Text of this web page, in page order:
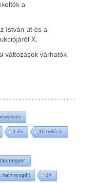
a
István út és a
X.
változások várhatók
1 év 10 millió fa
havi nyugdíj 14